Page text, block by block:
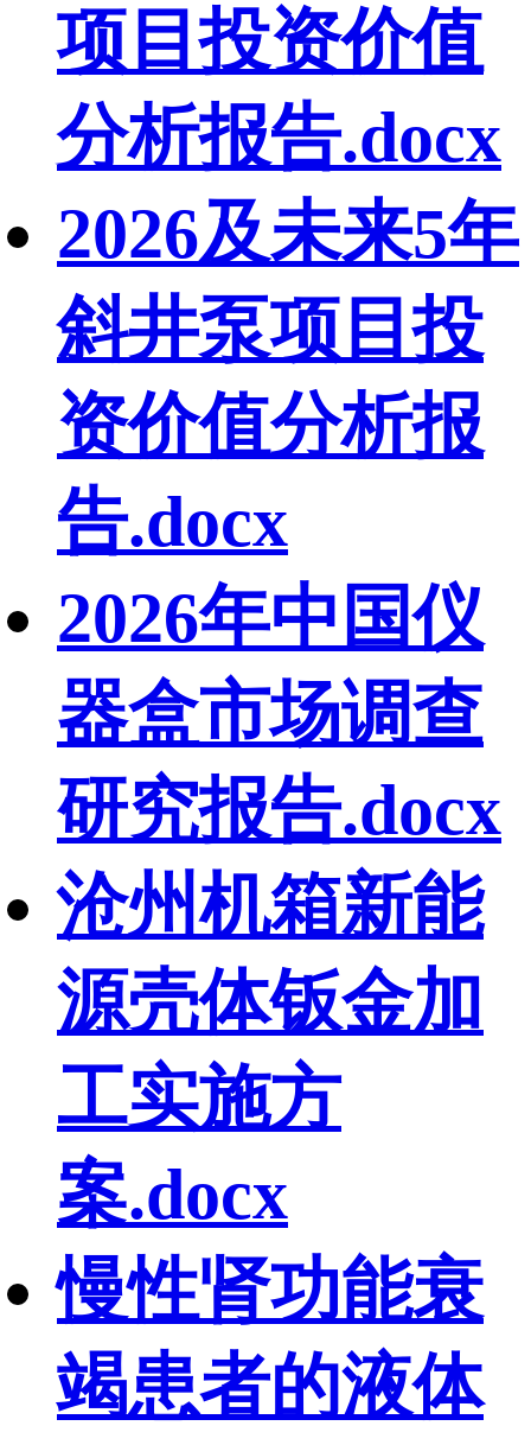
项目投资价值
分析报告.docx
2026及未来5年
斜井泵项目投
资价值分析报
告.docx
2026年中国仪
器盒市场调查
研究报告.docx
沧州机箱新能
源壳体钣金加
工实施方
案.docx
慢性肾功能衰
竭患者的液体